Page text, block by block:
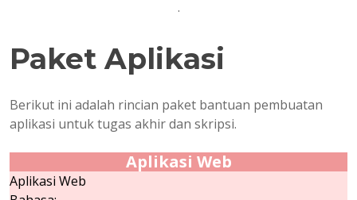
.
Paket Aplikasi
Berikut ini adalah rincian paket bantuan pembuatan
aplikasi untuk tugas akhir dan skripsi.
Aplikasi Web
Aplikasi Web